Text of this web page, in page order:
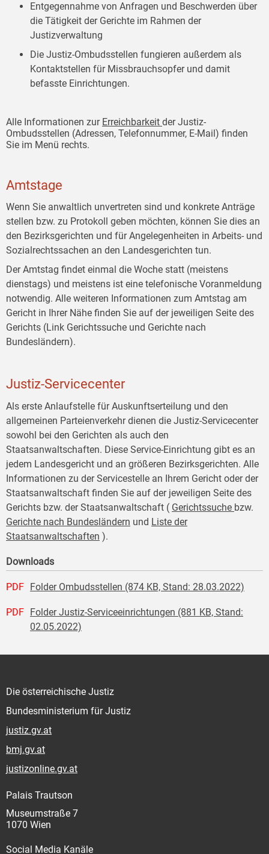
Entgegennahme von Anfragen und Beschwerden über
die Tätigkeit der Gerichte im Rahmen der
Justizverwaltung
Die Justiz-Ombudsstellen fungieren außerdem als
Kontaktstellen für Missbrauchsopfer und damit
befasste Einrichtungen.
Alle Informationen zur Erreichbarkeit der Justiz-
Ombudsstellen (Adressen, Telefonnummer, E-Mail) finden
Sie im Menü rechts.
Amtstage
Wenn Sie anwaltlich unvertreten sind und konkrete Anträge
stellen bzw. zu Protokoll geben möchten, können Sie dies an
den Bezirksgerichten und für Angelegenheiten in Arbeits- und
Sozialrechtssachen an den Landesgerichten tun.
Der Amtstag findet einmal die Woche statt (meistens
dienstags) und meistens ist eine telefonische Voranmeldung
notwendig. Alle weiteren Informationen zum Amtstag am
Gericht in Ihrer Nähe finden Sie auf der jeweiligen Seite des
Gerichts (Link Gerichtssuche und Gerichte nach
Bundesländern).
Justiz-Servicecenter
Als erste Anlaufstelle für Auskunftserteilung und den
allgemeinen Parteienverkehr dienen die Justiz-Servicecenter
sowohl bei den Gerichten als auch den
Staatsanwaltschaften. Diese Service-Einrichtung gibt es an
jedem Landesgericht und an größeren Bezirksgerichten. Alle
Informationen zu der Servicestelle an Ihrem Gericht oder der
Staatsanwaltschaft finden Sie auf der jeweiligen Seite des
Gerichts bzw. der Staatsanwaltschaft ( Gerichtssuche bzw.
Gerichte nach Bundesländern und Liste der
Staatsanwaltschaften ).
Downloads
PDF Folder Ombudsstellen (874 KB, Stand: 28.03.2022)
PDF Folder Justiz-Serviceeinrichtungen (881 KB, Stand:
02.05.2022)
Die österreichische Justiz
Bundesministerium für Justiz
justiz.gv.at
bmj.gv.at
justizonline.gv.at
Palais Trautson
Museumstraße 7
1070 Wien
Social Media Kanäle